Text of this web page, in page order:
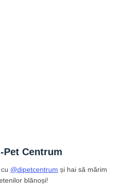
Pet Centrum
@dipetcentrum și hai să mărim
blănoși!